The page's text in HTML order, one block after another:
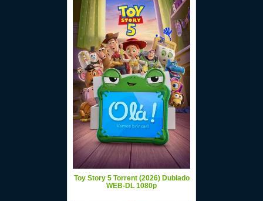
Toy Story 5 Torrent (2026) Dublado
WEB-DL 1080p